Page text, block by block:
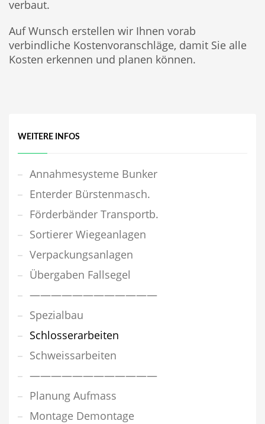
verbaut.
Auf Wunsch erstellen wir Ihnen vorab
verbindliche Kostenvoranschläge, damit Sie alle
Kosten erkennen und planen können.
WEITERE INFOS
Annahmesysteme Bunker
Enterder Bürstenmasch.
Förderbänder Transportb.
Sortierer Wiegeanlagen
Verpackungsanlagen
Übergaben Fallsegel
————————————
Spezialbau
Schlosserarbeiten
Schweissarbeiten
————————————
Planung Aufmass
Montage Demontage